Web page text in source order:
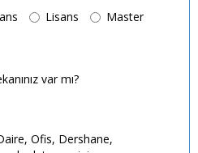
Lisans
Master
var mı?
Ofis, Dershane,